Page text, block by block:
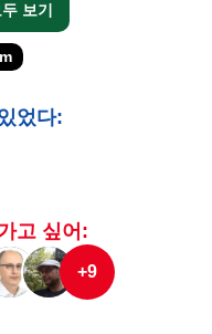
보기
었다:
고 싶어:
+9